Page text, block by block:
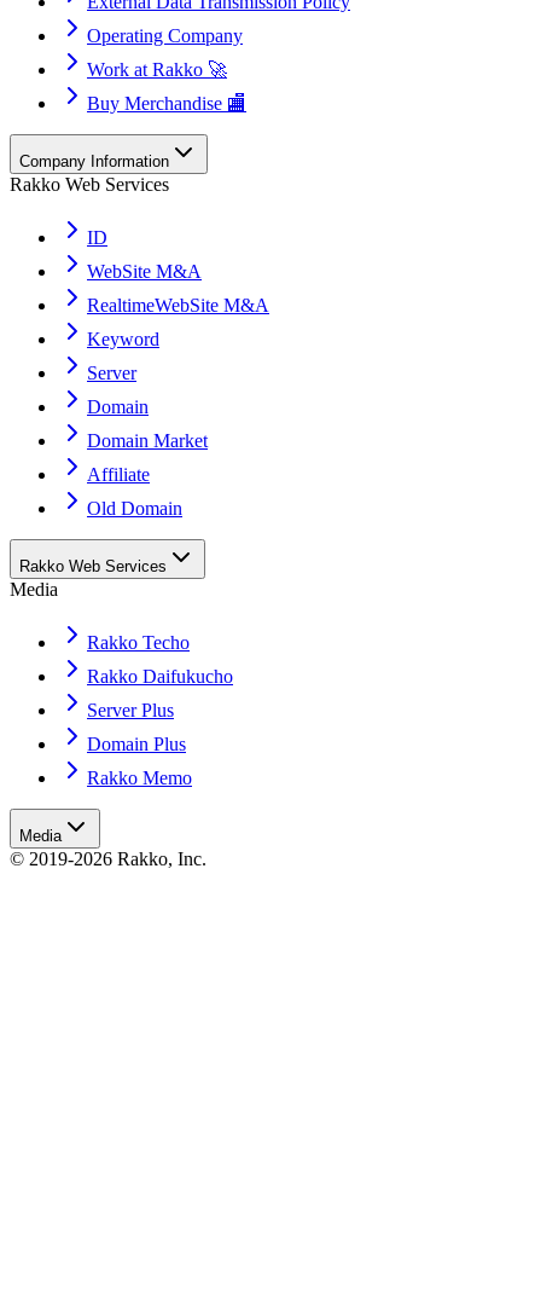
Operating Company
Work at Rakko 🚀
Buy Merchandise 🏬
Company Information
Rakko Web Services
ID
WebSite M&A
RealtimeWebSite M&A
Keyword
Server
Domain
Domain Market
Affiliate
Old Domain
Rakko Web Services
Media
Rakko Techo
Rakko Daifukucho
Server Plus
Domain Plus
Rakko Memo
Media
© 2019-2026 Rakko, Inc.